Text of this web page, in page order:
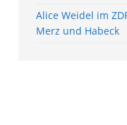
Alice Weidel im
Merz und Habeck